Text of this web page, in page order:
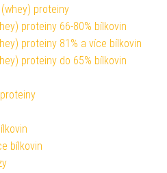
proteiny
proteiny 66-80% bílkovin
proteiny 81% a více bílkovin
proteiny do 65% bílkovin
bílkovin